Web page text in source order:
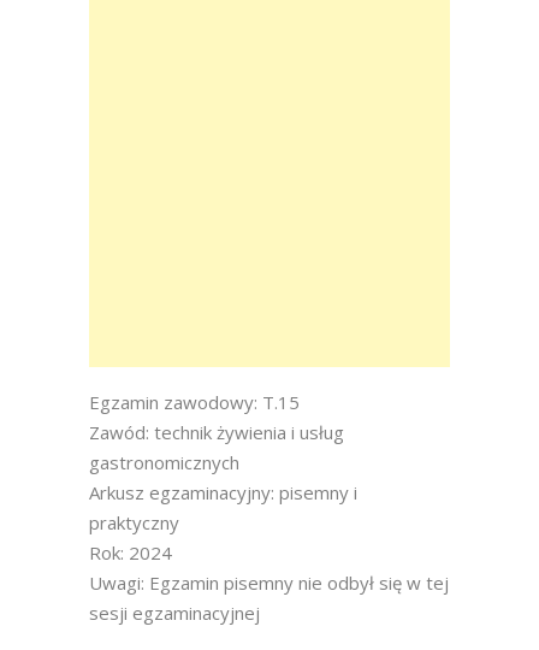
Egzamin zawodowy: T.15
Zawód: technik żywienia i usług
gastronomicznych
Arkusz egzaminacyjny: pisemny i
praktyczny
Rok: 2024
Uwagi: Egzamin pisemny nie odbył się w tej
sesji egzaminacyjnej